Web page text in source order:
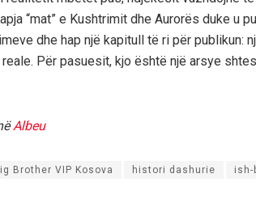
“mat” e Kushtrimit dhe Aurorës duke u
dhe hap një kapitull të ri për publikun:
reale. Për pasuesit, kjo është një arsye
Albeu
Brother VIP Kosova histori dashurie ish-